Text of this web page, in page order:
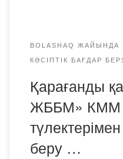
BOLASHAQ ЖАЙЫНДА
КӘСІПТІК БАҒДАР
Қарағанды
ЖББМ» КММ
беру …